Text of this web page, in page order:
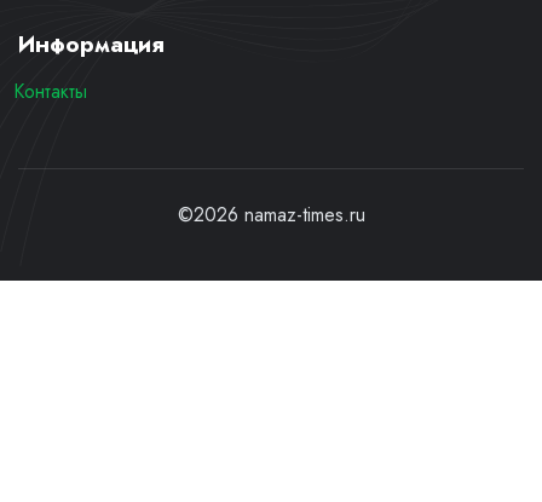
Информация
Контакты
©2026 namaz-times.ru